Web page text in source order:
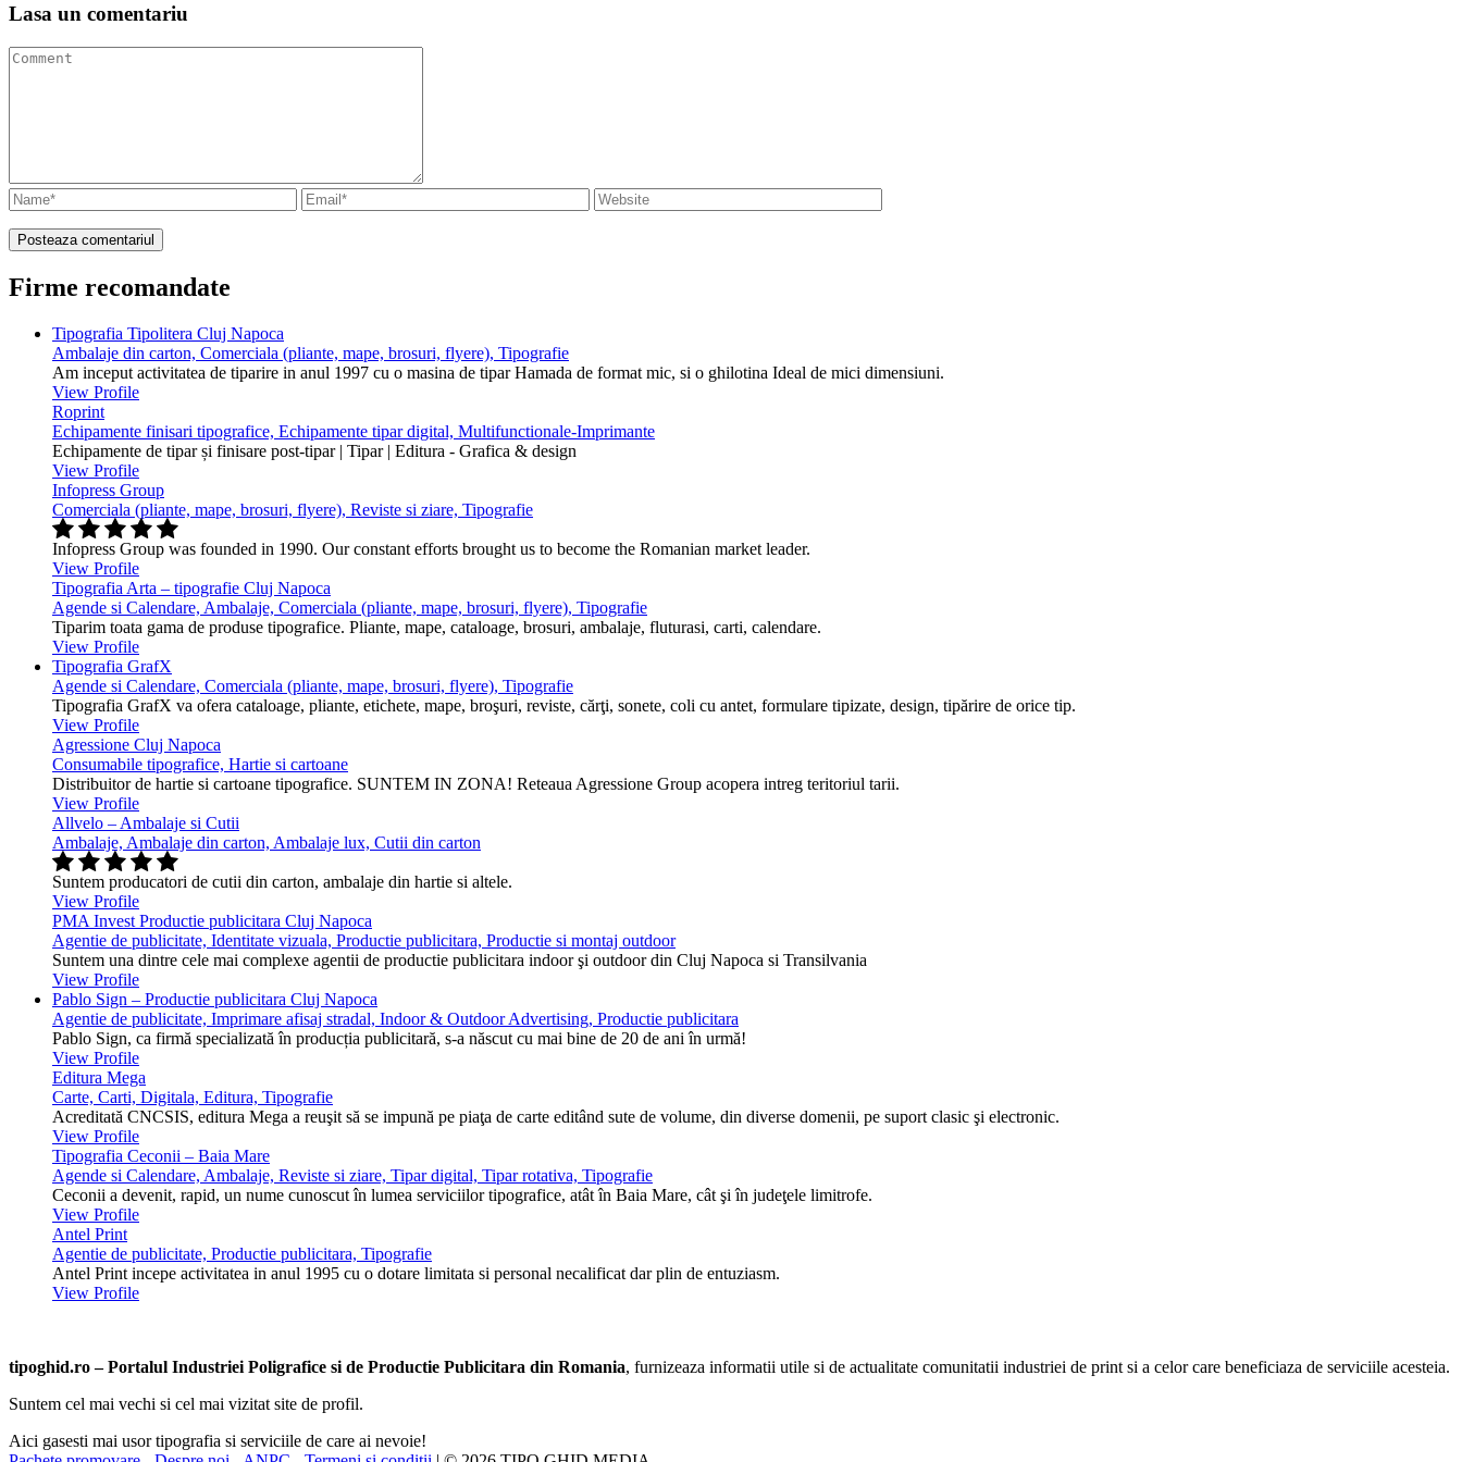
Lasa un comentariu
Firme recomandate
Tipografia Tipolitera Cluj Napoca
Ambalaje din carton, Comerciala (pliante, mape, brosuri, flyere), Tipografie
Am inceput activitatea de tiparire in anul 1997 cu o masina de tipar Hamada de format mic, si o ghilotina Ideal de mici dimensiuni.
View Profile
Roprint
Echipamente finisari tipografice, Echipamente tipar digital, Multifunctionale-Imprimante
Echipamente de tipar și finisare post-tipar | Tipar | Editura - Grafica & design
View Profile
Infopress Group
Comerciala (pliante, mape, brosuri, flyere), Reviste si ziare, Tipografie
Infopress Group was founded in 1990. Our constant efforts brought us to become the Romanian market leader.
View Profile
Tipografia Arta – tipografie Cluj Napoca
Agende si Calendare, Ambalaje, Comerciala (pliante, mape, brosuri, flyere), Tipografie
Tiparim toata gama de produse tipografice. Pliante, mape, cataloage, brosuri, ambalaje, fluturasi, carti, calendare.
View Profile
Tipografia GrafX
Agende si Calendare, Comerciala (pliante, mape, brosuri, flyere), Tipografie
Tipografia GrafX va ofera cataloage, pliante, etichete, mape, broşuri, reviste, cărţi, sonete, coli cu antet, formulare tipizate, design, tipărire de orice tip.
View Profile
Agressione Cluj Napoca
Consumabile tipografice, Hartie si cartoane
Distribuitor de hartie si cartoane tipografice. SUNTEM IN ZONA! Reteaua Agressione Group acopera intreg teritoriul tarii.
View Profile
Allvelo – Ambalaje si Cutii
Ambalaje, Ambalaje din carton, Ambalaje lux, Cutii din carton
Suntem producatori de cutii din carton, ambalaje din hartie si altele.
View Profile
PMA Invest Productie publicitara Cluj Napoca
Agentie de publicitate, Identitate vizuala, Productie publicitara, Productie si montaj outdoor
Suntem una dintre cele mai complexe agentii de productie publicitara indoor şi outdoor din Cluj Napoca si Transilvania
View Profile
Pablo Sign – Productie publicitara Cluj Napoca
Agentie de publicitate, Imprimare afisaj stradal, Indoor & Outdoor Advertising, Productie publicitara
Pablo Sign, ca firmă specializată în producția publicitară, s-a născut cu mai bine de 20 de ani în urmă!
View Profile
Editura Mega
Carte, Carti, Digitala, Editura, Tipografie
Acreditată CNCSIS, editura Mega a reuşit să se impună pe piaţa de carte editând sute de volume, din diverse domenii, pe suport clasic şi electronic.
View Profile
Tipografia Ceconii – Baia Mare
Agende si Calendare, Ambalaje, Reviste si ziare, Tipar digital, Tipar rotativa, Tipografie
Ceconii a devenit, rapid, un nume cunoscut în lumea serviciilor tipografice, atât în Baia Mare, cât şi în judeţele limitrofe.
View Profile
Antel Print
Agentie de publicitate, Productie publicitara, Tipografie
Antel Print incepe activitatea in anul 1995 cu o dotare limitata si personal necalificat dar plin de entuziasm.
View Profile
tipoghid.ro – Portalul Industriei Poligrafice si de Productie Publicitara din Romania, furnizeaza informatii utile si de actualitate comunitatii industriei de print si a celor care beneficiaza de serviciile acesteia.
Suntem cel mai vechi si cel mai vizitat site de profil.
Aici gasesti mai usor tipografia si serviciile de care ai nevoie!